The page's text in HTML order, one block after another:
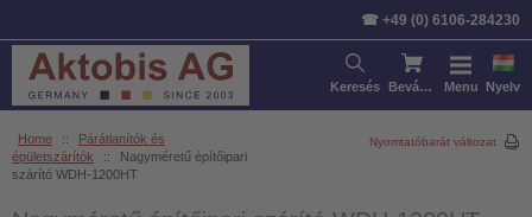
☎ +49 (0) 6106-284230
Keresés Bevásárlókosár Menu Nyelv
Home ::
Párátlanítók és
épületszárítók
::
Nagyméretű építőipari
szárító WDH-1200HT
Nyomtatóbarát változat